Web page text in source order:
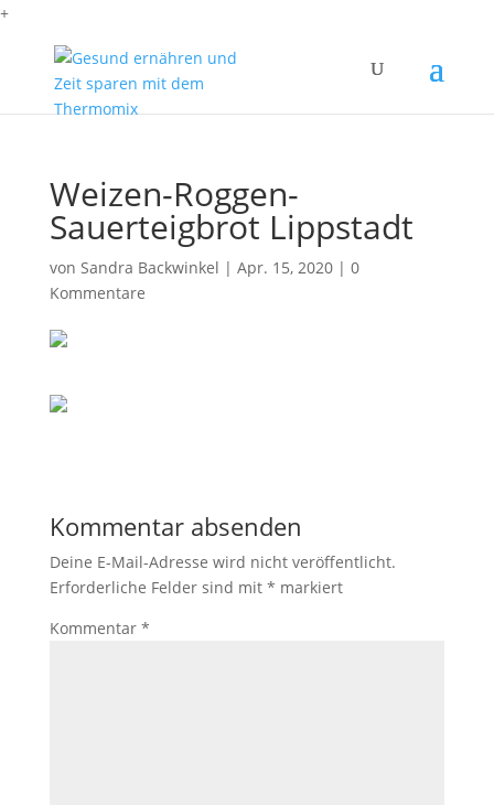
+
Weizen-Roggen-
Sauerteigbrot Lippstadt
von Sandra Backwinkel | Apr. 15, 2020| 0
Kommentare
Kommentar absenden
Deine E-Mail-Adresse wird nicht veröffentlicht.
Erforderliche Felder sind mit * markiert
Kommentar *